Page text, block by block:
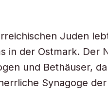
Juden
in der Ostmark. Der
und Bethäuser,
Synagoge der